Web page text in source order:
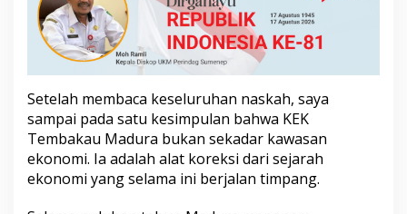
d
u
a
Setelah membaca keseluruhan naskah, saya
sampai pada satu kesimpulan bahwa KEK
Tembakau Madura bukan sekadar kawasan
ekonomi. Ia adalah alat koreksi dari sejarah
ekonomi yang selama ini berjalan timpang.